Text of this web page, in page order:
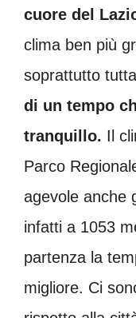
cuore del
clima ben più
soprattutto tutta
di un tempo
tranquillo. Il
Parco
agevole anche
infatti a 1053
partenza la
migliore. Ci